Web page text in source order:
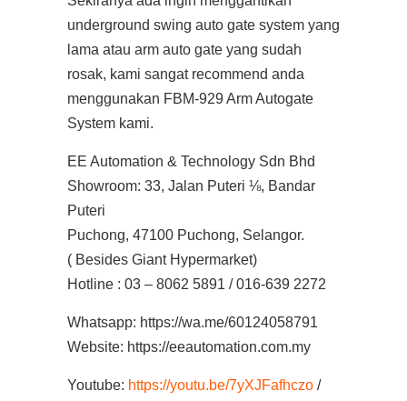
underground swing auto gate system yang
lama atau arm auto gate yang sudah
rosak, kami sangat recommend anda
menggunakan FBM-929 Arm Autogate
System kami.
EE Automation & Technology Sdn Bhd
Showroom: 33, Jalan Puteri ⅛, Bandar
Puteri
Puchong, 47100 Puchong, Selangor.
( Besides Giant Hypermarket)
Hotline : 03 – 8062 5891 / 016-639 2272
Whatsapp: https://wa.me/60124058791
Website: https://eeautomation.com.my
Youtube: https://youtu.be/7yXJFafhczo /